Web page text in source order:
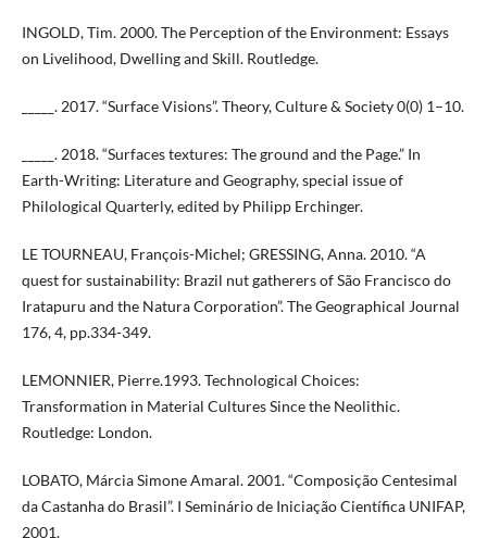
INGOLD, Tim. 2000. The Perception of the Environment: Essays
on Livelihood, Dwelling and Skill. Routledge.
_____. 2017. “Surface Visions”. Theory, Culture & Society 0(0) 1–10.
_____. 2018. “Surfaces textures: The ground and the Page.” In
Earth-Writing: Literature and Geography, special issue of
Philological Quarterly, edited by Philipp Erchinger.
LE TOURNEAU, François-Michel; GRESSING, Anna. 2010. “A
quest for sustainability: Brazil nut gatherers of São Francisco do
Iratapuru and the Natura Corporation”. The Geographical Journal
176, 4, pp.334-349.
LEMONNIER, Pierre.1993. Technological Choices:
Transformation in Material Cultures Since the Neolithic.
Routledge: London.
LOBATO, Márcia Simone Amaral. 2001. “Composição Centesimal
da Castanha do Brasil”. I Seminário de Iniciação Científica UNIFAP,
2001.